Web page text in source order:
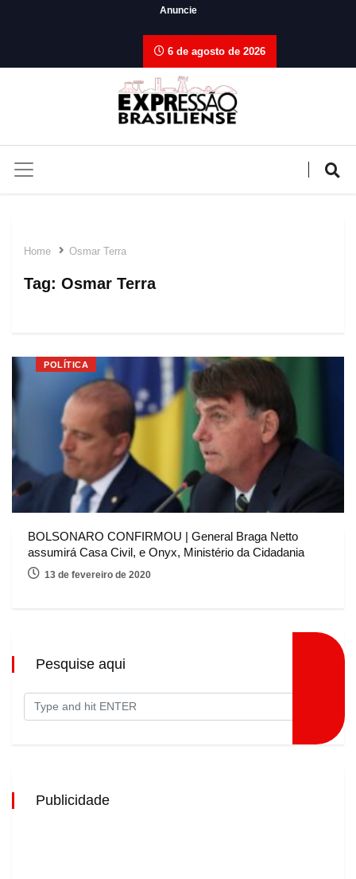
Anuncie
6 de agosto de 2026
Home Osmar Terra
Tag: Osmar Terra
POLÍTICA
BOLSONARO CONFIRMOU | General Braga Netto
assumirá Casa Civil, e Onyx, Ministério da Cidadania
13 de fevereiro de 2020
Pesquise aqui
Publicidade